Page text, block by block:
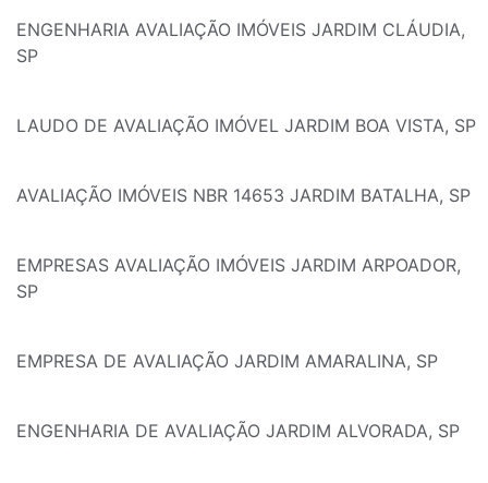
ENGENHARIA AVALIAÇÃO IMÓVEIS JARDIM CLÁUDIA,
SP
LAUDO DE AVALIAÇÃO IMÓVEL JARDIM BOA VISTA, SP
AVALIAÇÃO IMÓVEIS NBR 14653 JARDIM BATALHA, SP
EMPRESAS AVALIAÇÃO IMÓVEIS JARDIM ARPOADOR,
SP
EMPRESA DE AVALIAÇÃO JARDIM AMARALINA, SP
ENGENHARIA DE AVALIAÇÃO JARDIM ALVORADA, SP